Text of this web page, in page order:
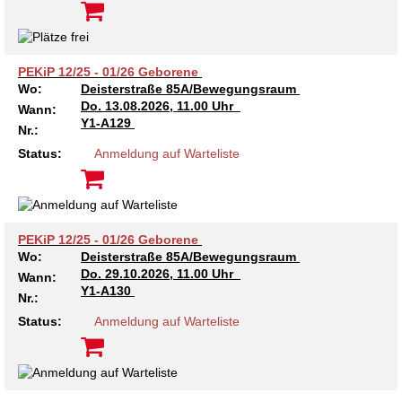
Kindertagesstätte Klaus-Müller-Kilian-Weg /
Kindertagesstätte König-Ludwig-Straße
Kindertagesstätte Moorlilienweg /
Familienzentrum
Familienzentrum
Kindertagesstätte Pfarrlandplatz
Kindertagesstätte Rosenbergstraße
Krippe Schleswiger Straße
Kindertagesstätte Hiltrud-Grote-Weg
Kindertagesstätte Ibykusweg / Familienzentrum
Kindertagesstätte Kapellenbrink /
Familienzentrum
“Mäuseburg” / Familienzentrum
Kindertagesstätte König-Ludwig-Straße
Kindertagesstätte Langes Feld “Deisterspatzen”
Kindertagesstätte Levester Straße
PEKiP 12/25 - 01/26 Geborene
Wo:
Deisterstraße 85A/Bewegungsraum
Wann:
Do. 13.08.2026, 11.00 Uhr
Nr.:
Y1-A129
Status: Anmeldung auf Warteliste
PEKiP 12/25 - 01/26 Geborene
Wo:
Deisterstraße 85A/Bewegungsraum
Wann:
Do. 29.10.2026, 11.00 Uhr
Nr.:
Y1-A130
Status: Anmeldung auf Warteliste